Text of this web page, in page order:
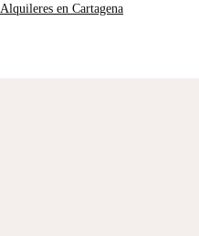
Alquileres en Cartagena